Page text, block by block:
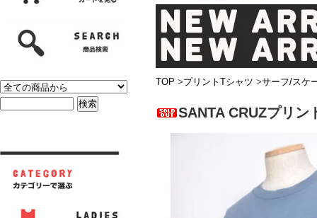
TOP >プリントTシャツ >サーフ/スケ
SANTA CRUZプリン